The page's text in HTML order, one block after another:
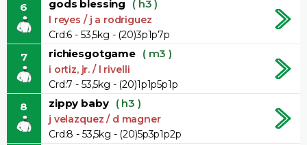
6 gods blessing ( h3 )
l reyes / j a rodriguez
Crd:6 - 53,5kg - (20)3p1p7p
7 richiesgotgame ( m3 )
i ortiz, jr. / l rivelli
Crd:7 - 53,5kg - (20)1p1p5p1p
8 zippy baby ( h3 )
j velazquez / d magner
Crd:8 - 53,5kg - (20)5p3p1p2p